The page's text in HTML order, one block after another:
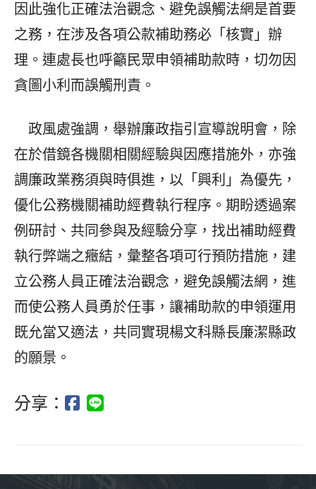
因此強化正確法治觀念、避免誤觸法網是首要
之務，在涉及各項公款補助務必「核實」辦
理。連處長也呼籲民眾申領補助款時，切勿因
貪圖小利而誤觸刑責。
政風處強調，舉辦廉政指引宣導說明會，除
在於借鏡各機關相關經驗與因應措施外，亦強
調廉政業務須與時俱進，以「興利」為優先，
優化公務機關補助經費執行程序。期盼透過案
例研討、共同參與及經驗分享，找出補助經費
執行弊端之癥結，彙整各項可行預防措施，建
立公務人員正確法治觀念，避免誤觸法網，進
而使公務人員勇於任事，讓補助款的申領運用
既允當又適法，共同實現楊文科縣長廉潔縣政
的願景。
分享：